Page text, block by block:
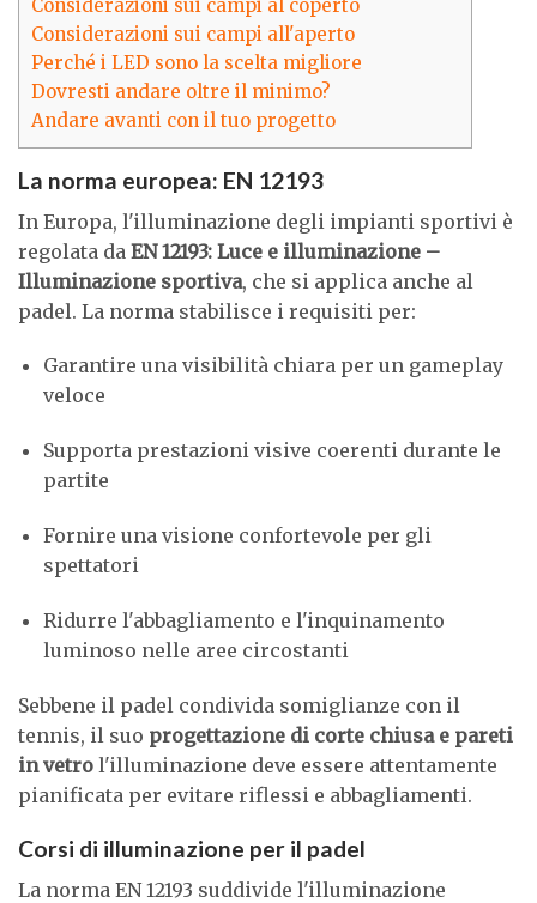
Considerazioni sui campi al coperto
Considerazioni sui campi all'aperto
Perché i LED sono la scelta migliore
Dovresti andare oltre il minimo?
Andare avanti con il tuo progetto
La norma europea: EN 12193
In Europa, l'illuminazione degli impianti sportivi è
regolata da EN 12193: Luce e illuminazione –
Illuminazione sportiva, che si applica anche al
padel. La norma stabilisce i requisiti per:
Garantire una visibilità chiara per un gameplay
veloce
Supporta prestazioni visive coerenti durante le
partite
Fornire una visione confortevole per gli
spettatori
Ridurre l'abbagliamento e l'inquinamento
luminoso nelle aree circostanti
Sebbene il padel condivida somiglianze con il
tennis, il suo progettazione di corte chiusa e pareti
in vetro l'illuminazione deve essere attentamente
pianificata per evitare riflessi e abbagliamenti.
Corsi di illuminazione per il padel
La norma EN 12193 suddivide l'illuminazione